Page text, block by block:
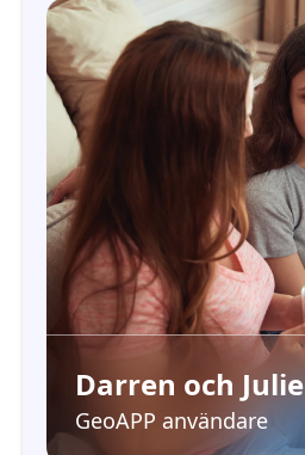
Darren och Julie
GeoAPP användare